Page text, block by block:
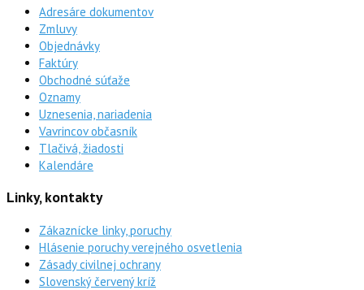
Adresáre dokumentov
Zmluvy
Objednávky
Faktúry
Obchodné súťaže
Oznamy
Uznesenia, nariadenia
Vavrincov občasník
Tlačivá, žiadosti
Kalendáre
Linky, kontakty
Zákaznícke linky, poruchy
Hlásenie poruchy verejného osvetlenia
Zásady civilnej ochrany
Slovenský červený kríž